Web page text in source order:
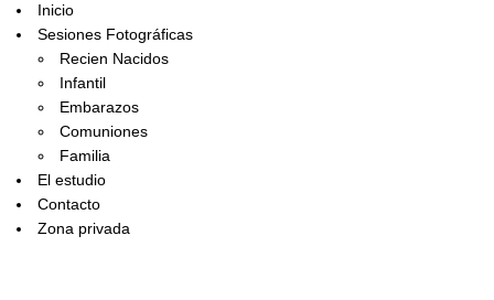
Inicio
Sesiones Fotográficas
Recien Nacidos
Infantil
Embarazos
Comuniones
Familia
El estudio
Contacto
Zona privada